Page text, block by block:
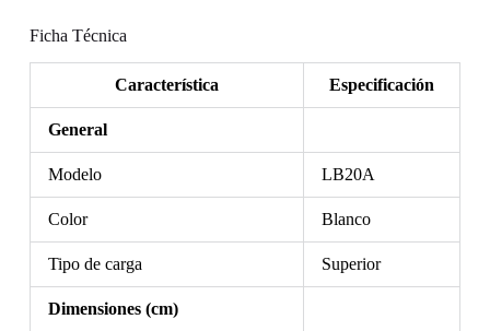
Ficha Técnica
Característica Especificación
General
Modelo LB20A
Color Blanco
Tipo de carga Superior
Dimensiones (cm)